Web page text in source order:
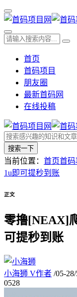
首页
首码项目
朋友圈
最新首码网
在线投稿
搜索一下
当前位置： 首页首码
1u即可提秒到账
正文
零撸[NEAX]
可提秒到账
小海狮 V作者 /05-28/
0528